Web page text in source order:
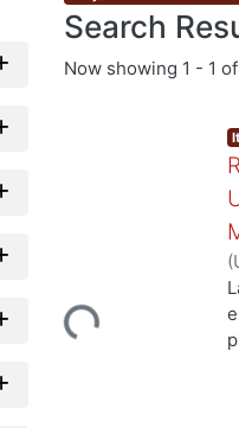
Search
Now showing 1 - 1 of
Loading...
(